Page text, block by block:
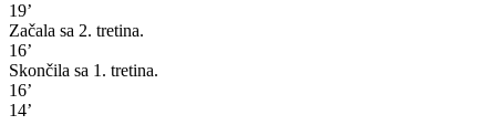
19’
Začala sa 2. tretina.
16’
Skončila sa 1. tretina.
16’
14’